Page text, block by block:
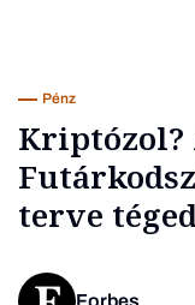
Pénz
Kriptózol?
terve